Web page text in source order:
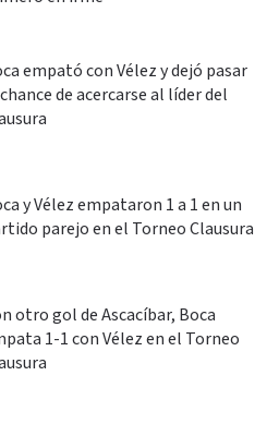
empató con Vélez y dejó pasar
de acercarse al líder del
y Vélez empataron 1 a 1 en un
parejo en el Torneo Clausura
otro gol de Ascacíbar, Boca
1-1 con Vélez en el Torneo